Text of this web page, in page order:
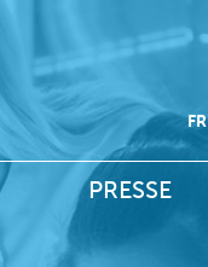
FR
PRESSE